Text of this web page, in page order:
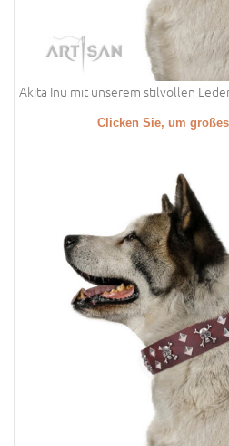
Akita Inu mit unserem stilvollen
Clicken Sie, um